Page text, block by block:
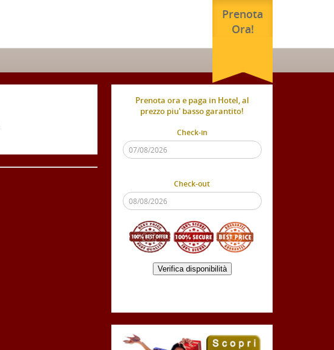
Prenota
Ora!
Prenota ora e paga in Hotel, al
prezzo piu' basso garantito!
Check-in
Check-out
Verifica disponibilità